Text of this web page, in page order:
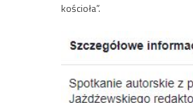
kościoła”.